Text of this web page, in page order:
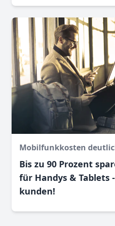
Mobilfunkkosten
Bis zu 90 Prozent
für Handys &
kunden!